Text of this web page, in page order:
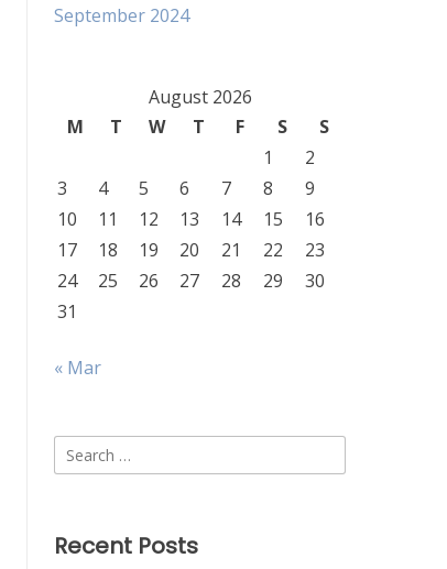
September 2024
August 2026
M
T W T F S
S
1
2
3
4 5 6 7 8
9
10
11 12 13 14 15
16
17
18 19 20 21 22
23
24
25 26 27 28 29
30
31
« Mar
Search
for:
Recent Posts